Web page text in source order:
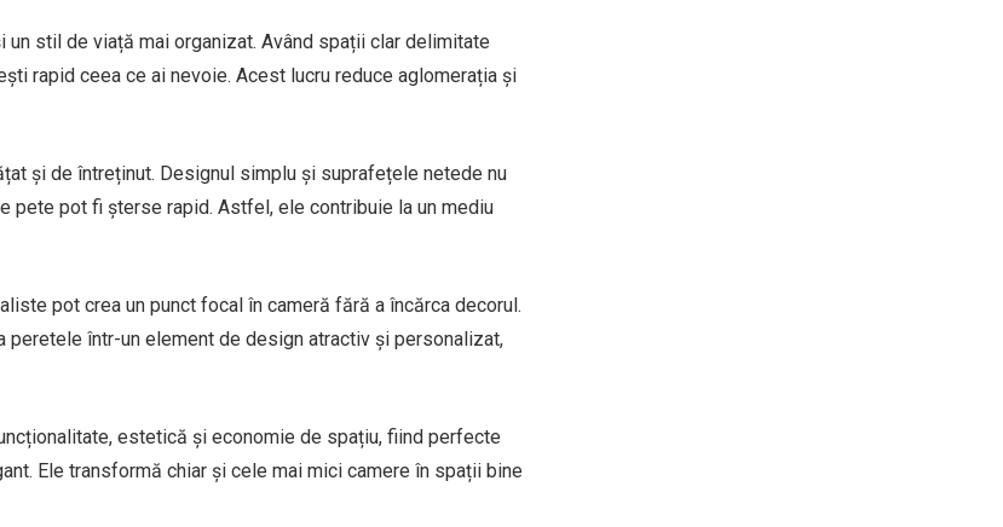
stil de viață mai organizat. Având spații clar delimitate
rapid ceea ce ai nevoie. Acest lucru reduce aglomerația și
și de întreținut. Designul simplu și suprafețele netede nu
pete pot fi șterse rapid. Astfel, ele contribuie la un mediu
pot crea un punct focal în cameră fără a încărca decorul.
într-un element de design atractiv și personalizat,
estetică și economie de spațiu, fiind perfecte
Ele transformă chiar și cele mai mici camere în spații bine